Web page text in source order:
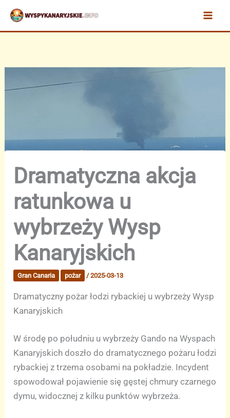
Przejdź
treści
Dramatyczna akcja
ratunkowa u
wybrzeży Wysp
Kanaryjskich
Gran Canaria pożar /2025-03-13
Dramatyczny pożar łodzi rybackiej u wybrzeży Wysp
Kanaryjskich
W środę po południu u wybrzeży Gando na Wyspach
Kanaryjskich doszło do dramatycznego pożaru łodzi
rybackiej z trzema osobami na pokładzie. Incydent
spowodował pojawienie się gęstej chmury czarnego
dymu, widocznej z kilku punktów wybrzeża.